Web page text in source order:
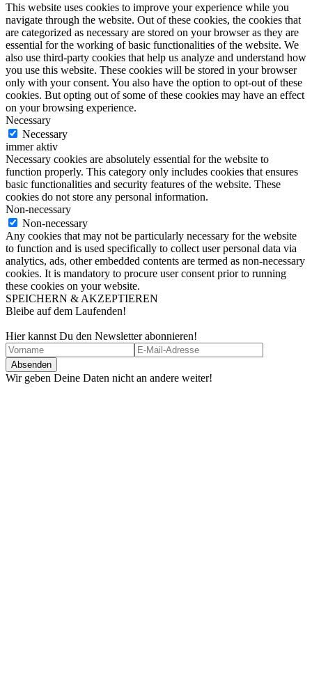
This website uses cookies to improve your experience while you
navigate through the website. Out of these cookies, the cookies that
are categorized as necessary are stored on your browser as they are
essential for the working of basic functionalities of the website. We
also use third-party cookies that help us analyze and understand how
you use this website. These cookies will be stored in your browser
only with your consent. You also have the option to opt-out of these
cookies. But opting out of some of these cookies may have an effect
on your browsing experience.
Necessary
Necessary
immer aktiv
Necessary cookies are absolutely essential for the website to
function properly. This category only includes cookies that ensures
basic functionalities and security features of the website. These
cookies do not store any personal information.
Non-necessary
Non-necessary
Any cookies that may not be particularly necessary for the website
to function and is used specifically to collect user personal data via
analytics, ads, other embedded contents are termed as non-necessary
cookies. It is mandatory to procure user consent prior to running
these cookies on your website.
SPEICHERN & AKZEPTIEREN
Bleibe auf dem Laufenden!
Hier kannst Du den Newsletter abonnieren!
Wir geben Deine Daten nicht an andere weiter!